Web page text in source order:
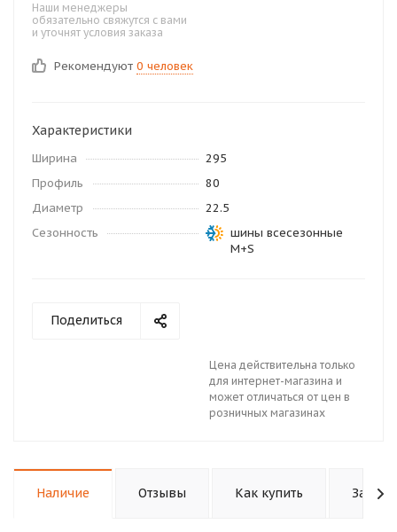
Наши менеджеры
обязательно свяжутся с вами
и уточнят условия заказа
Рекомендуют 0 человек
Характеристики
Ширина
295
Профиль
80
Диаметр
22.5
Сезонность
шины всесезонные
M+S
Поделиться
Цена действительна только
для интернет-магазина и
может отличаться от цен в
розничных магазинах
Наличие Отзывы Как купить